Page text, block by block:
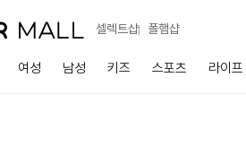
셀렉트샵 폴햄샵
여성 남성 키즈 스포츠 라이프